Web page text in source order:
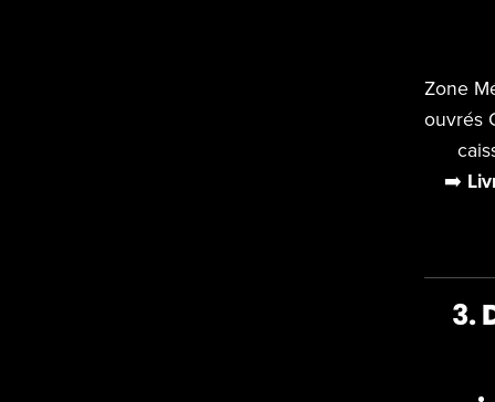
Zone
ouvrés
➡️
3.